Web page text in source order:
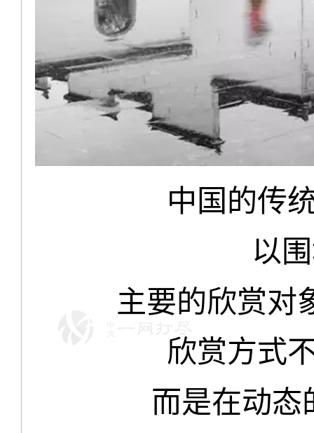
中国的传
以
主要的欣赏对
欣赏方式
而是在动态